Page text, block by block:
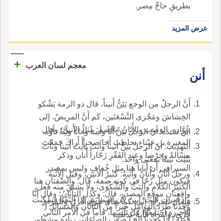
بطريقِ حاجِّ مِصر.
عرض المزيد
معجم لسان العرب
+
أنن
أَنَّ الرجلُ من الوجع يَئِنُّ أَنيناً، قال ذو الرمة يَشْكو
الخِشاشَ ومَجْرى النَّسْعَتَين، كم أَنَّ المرِيضُ، إلى
عُوَّادِه، الوَصِب والأُنانُ، بالضم: مثل الأَنينِ؛ وقال
المغيرة بن حَبْناء يخاطب أَخا صخراً أَراكَ جَمَعْتَ
مسْأَلةً وحِرْصاً وعند الفَقْرِ زَحّاراً أُنان وذكر
السيرافي أَن أُُناناً هنا مثل خُفافٍ وليس بمصدر
فيكون مثل زَحّا في كونه صفة، قال: والصِّفتان هنا
واقِعتان موقع المصدر، قال: وكذل التأْنانُ؛ وقال إنَّا
وجَدْنا طَرَدَ الهَوامِل خيراً من التَّأْنانِ والمَسائِل (*
قوله [ إنا وجدنا إلخ ] صوّب الصاغاني زيادة مشطور
ابن سيده: أَنّ الرجلُ يَئِنُّ أَنّاً وأَنيناً وأُناناً وأَنَّةً تأَوَّه.
التهذيب: أَنّ الرجلُ يَئِنُّ أَنيناً وأَنَتَ يأْنِتُ أَنيتاً ونأَتَ
يَنْئِت نَئِيتاً بمعنى واحد.
ورجل أَنّانٌ وأُنانٌ وأُنَنةٌ: كثيرُ الأَنين، وقيل الأُنَنةُ
الكثيرُ الكلام والبَثِّ والشَّكْوَى، ولا يشتقّ منه فعل،
وإذ أَمرت قلت: إينِنْ لأَن الهمزتين إذا التَقَتا فسكنت
الأَخيرة اجتمعوا عل تَلْيينِها، فأَما في الأَمر الثاني
ويقال للمرأَة: إنِّي، كما يقال للرج اقْررْ، وللمرأَة
قِرِّي، وامرأَة أنّانةٌ كذلك.